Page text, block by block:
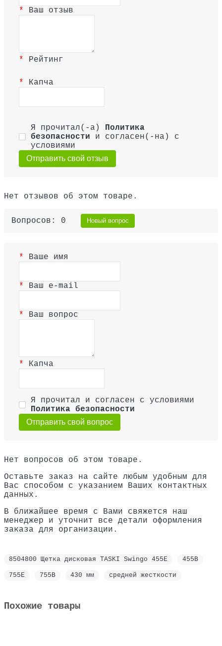
Ваш отзыв
Рейтинг
Капча
Я прочитал(-а) Политика
безопасности и согласен(-на) с
условиями
Отправить свой отзыв
Нет отзывов об этом товаре.
Вопросов: 0 Новый вопрос
Ваше имя
Ваш e-mail
Ваш вопрос
Капча
Я прочитал и согласен с условиями
Политика безопасности
Отправить свой вопрос
Нет вопросов об этом товаре.
Оставьте заказ на сайте любым удобным для
Вас способом с указанием Ваших контактных
данных.
В ближайшее время с Вами свяжется наш
менеджер и уточнит все детали оформления
заказа для организации.
8504800 Щетка дисковая TASKI Swingo 455E 455B
755E 755B 430 мм средней жесткости
Похожие товары